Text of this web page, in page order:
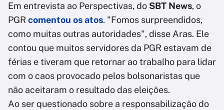
Em entrevista ao Perspectivas, do SBT News, o
PGR comentou os atos. "Fomos surpreendidos,
como muitas outras autoridades", disse Aras. Ele
contou que muitos servidores da PGR estavam de
férias e tiveram que retornar ao trabalho para lidar
com o caos provocado pelos bolsonaristas que
não aceitaram o resultado das eleições.
Ao ser questionado sobre a responsabilização do